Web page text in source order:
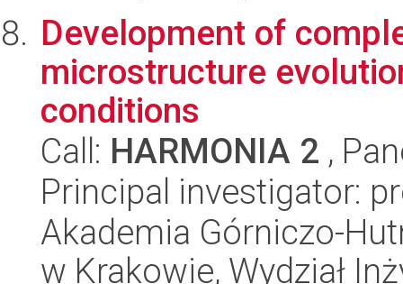
Development of
microstructure
conditions
Call: HARMONIA 2 ,
Principal investigator:
Akademia Górniczo-
w Krakowie, Wydział